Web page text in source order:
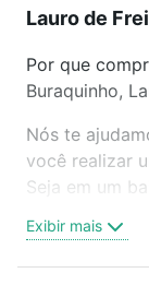
Lauro de
Por que
Buraquinho,
Nós te
você realizar
Seja em um
oferta ideal de
Buraquinho,
Exibir mais